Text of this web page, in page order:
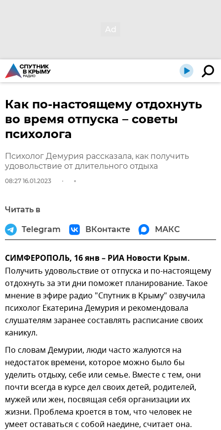
Как по-настоящему отдохнуть
во время отпуска – советы
психолога
Психолог Демурия рассказала, как получить
удовольствие от длительного отдыха
08:27 16.01.2023
Читать в
Telegram ВКонтакте МАКС
СИМФЕРОПОЛЬ, 16 янв – РИА Новости Крым.
Получить удовольствие от отпуска и по-настоящему
отдохнуть за эти дни поможет планирование. Такое
мнение в эфире радио "Спутник в Крыму" озвучила
психолог Екатерина Демурия и рекомендовала
слушателям заранее составлять расписание своих
каникул.
По словам Демурии, люди часто жалуются на
недостаток времени, которое можно было бы
уделить отдыху, себе или семье. Вместе с тем, они
почти всегда в курсе дел своих детей, родителей,
мужей или жен, посвящая себя организации их
жизни. Проблема кроется в том, что человек не
умеет оставаться с собой наедине, считает она.